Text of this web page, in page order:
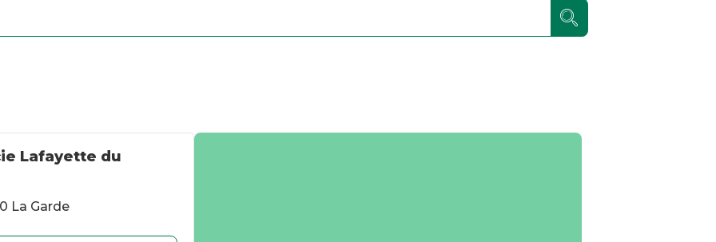
Lafayette du
La Garde